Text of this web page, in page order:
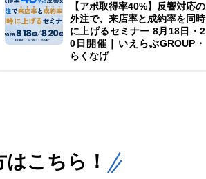
【アポ取得率40%】反響対応の
外注で、来店率と成約率を同時
に上げるセミナー 8月18日・2
0日開催｜いえらぶGROUP・
らくなげ
こちら！